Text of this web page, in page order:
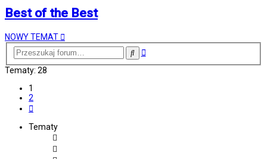
Best of the Best
NOWY TEMAT
SzukajWyszukiwanie
Tematy: 28
1
2
Tematy